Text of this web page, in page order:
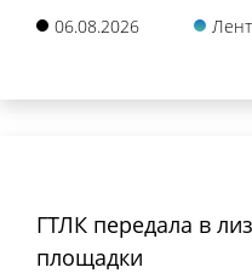
06.08.2026
ГТЛК передала в
площадки